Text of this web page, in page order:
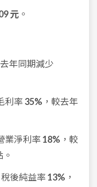
元 。
去年同期減少
利率 35% ，較去年
業淨利率 18% ，較
稅後純益率 13% ，